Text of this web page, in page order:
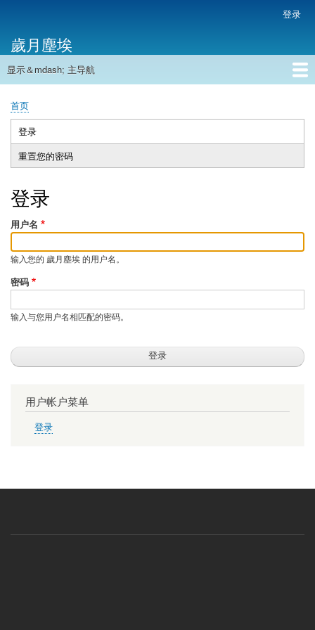
主
内
帐
户
菜
单
登录
歲月塵埃
主
航
显示＆mdash; 主导航
首页
面
包
屑
首页
主
标
登录
动
标
重置您的密码
登录
用户名
输入您的 歲月塵埃 的用户名。
密码
输入与您用户名相匹配的密码。
用户帐户菜单
登录